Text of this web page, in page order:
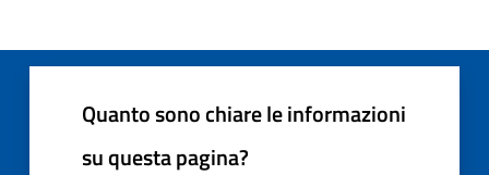
Quanto sono chiare le informazioni
su questa pagina?